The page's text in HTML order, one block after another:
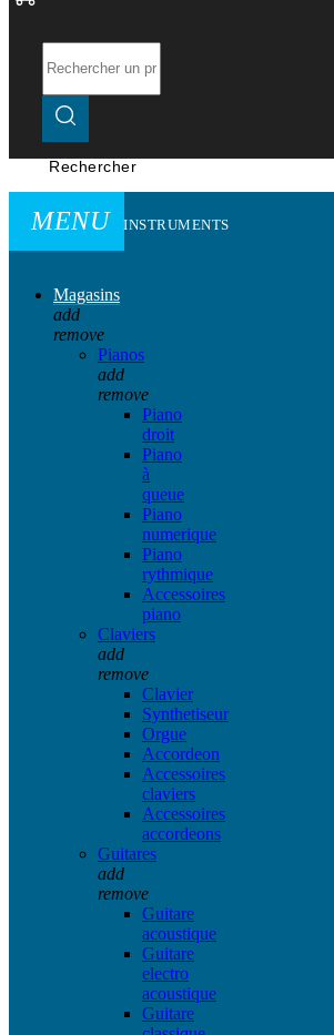
Rechercher
MENU INSTRUMENTS
Magasins
add
remove
Pianos
add
remove
Piano
droit
Piano
à
queue
Piano
numerique
Piano
rythmique
Accessoires
piano
Claviers
add
remove
Clavier
Synthetiseur
Orgue
Accordeon
Accessoires
claviers
Accessoires
accordeons
Guitares
add
remove
Guitare
acoustique
Guitare
electro
acoustique
Guitare